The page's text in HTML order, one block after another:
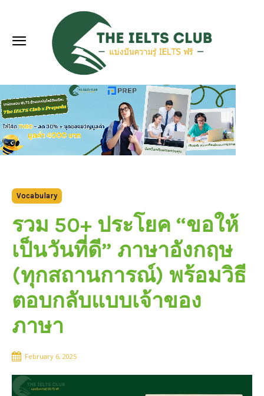
Vocabulary
รวม 50+ ประโยค “ขอให้
เป็นวันที่ดี” ภาษาอังกฤษ
(ทุกสถานการณ์) พร้อมวิธี
ตอบกลับแบบเจ้าของ
ภาษา
February 6, 2025